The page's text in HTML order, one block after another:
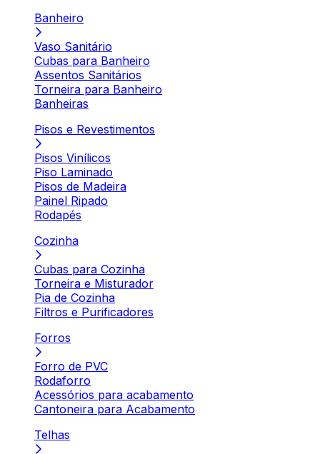
Banheiro
Vaso Sanitário
Cubas para Banheiro
Assentos Sanitários
Torneira para Banheiro
Banheiras
Pisos e Revestimentos
Pisos Vinílicos
Piso Laminado
Pisos de Madeira
Painel Ripado
Rodapés
Cozinha
Cubas para Cozinha
Torneira e Misturador
Pia de Cozinha
Filtros e Purificadores
Forros
Forro de PVC
Rodaforro
Acessórios para acabamento
Cantoneira para Acabamento
Telhas